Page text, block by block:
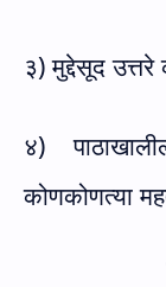
३) मुद्देसूद
४)
कोणकोणत्या